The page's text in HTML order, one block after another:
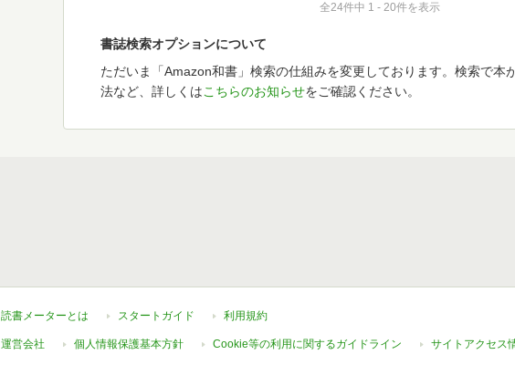
全24件中 1 - 20件を表示
書誌検索オプションについて
ただいま「Amazon和書」検索の仕組みを変更しております。検索で本
法など、詳しくはこちらのお知らせをご確認ください。
読書メーターとは スタートガイド 利用規約
運営会社 個人情報保護基本方針 Cookie等の利用に関するガイドライン サイトアクセス